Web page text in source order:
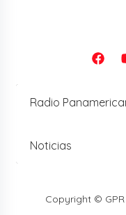
Radio
Noticias
Copyright © GPR